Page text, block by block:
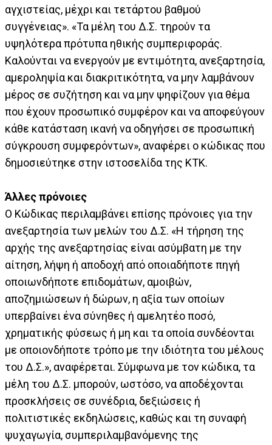
αγχιστείας, μέχρι και τετάρτου βαθμού
συγγένειας». «Τα μέλη του Δ.Σ. τηρούν τα
υψηλότερα πρότυπα ηθικής συμπεριφοράς.
Καλούνται να ενεργούν με εντιμότητα, ανεξαρτησία,
αμεροληψία και διακριτικότητα, να μην λαμβάνουν
μέρος σε συζήτηση και να μην ψηφίζουν για θέμα
που έχουν προσωπικό συμφέρον και να αποφεύγουν
κάθε κατάσταση ικανή να οδηγήσει σε προσωπική
σύγκρουση συμφερόντων», αναφέρει ο κώδικας που
δημοσιεύτηκε στην ιστοσελίδα της ΚΤΚ.
Άλλες πρόνοιες
Ο Κώδικας περιλαμβάνει επίσης πρόνοιες για την
ανεξαρτησία των μελών του Δ.Σ. «Η τήρηση της
αρχής της ανεξαρτησίας είναι ασύμβατη με την
αίτηση, λήψη ή αποδοχή από οποιαδήποτε πηγή
οποιωνδήποτε επιδομάτων, αμοιβών,
αποζημιώσεων ή δώρων, η αξία των οποίων
υπερβαίνει ένα σύνηθες ή αμελητέο ποσό,
χρηματικής φύσεως ή μη και τα οποία συνδέονται
με οποιονδήποτε τρόπο με την ιδιότητα του μέλους
του Δ.Σ.», αναφέρεται. Σύμφωνα με τον κώδικα, τα
μέλη του Δ.Σ. μπορούν, ωστόσο, να αποδέχονται
προσκλήσεις σε συνέδρια, δεξιώσεις ή
πολιτιστικές εκδηλώσεις, καθώς και τη συναφή
ψυχαγωγία, συμπεριλαμβανόμενης της